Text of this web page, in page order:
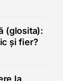
(glosita):
și fier?